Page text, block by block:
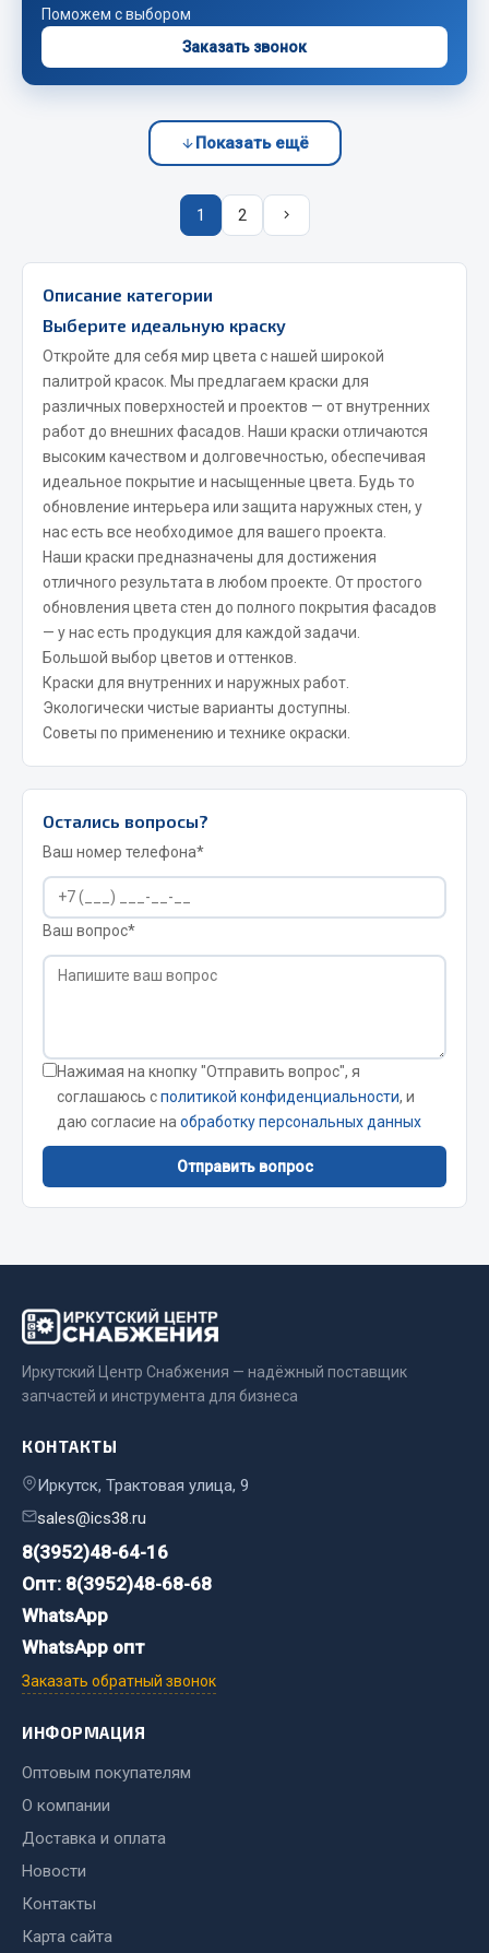
Сцепление
Колеса и шины
Система охлаждения
Подвеска
Кабина
Оперение кабины
Показать ещё
Весь раздел
Запчасти FAW
Подвеска
Двигатель
Система охлаждения
Сцепление
Ось передняя
Электрооборудование
Показать ещё
Весь раздел
Фильтры
Vic
Автоторг
Дифа
Фильтры DONALDSON
Всё для сварки
Газосварка
Сварочное оборудование
Сварочные материалы
CUMMINS HAFFEN
Весь раздел
Стяжки, тросы, канаты
Поможем с выбором
Заказать звонок
Показать ещё
1 2
Описание категории
Выберите идеальную краску
Откройте для себя мир цвета с нашей широкой
палитрой красок. Мы предлагаем краски для
различных поверхностей и проектов — от внутренних
работ до внешних фасадов. Наши краски отличаются
высоким качеством и долговечностью, обеспечивая
идеальное покрытие и насыщенные цвета. Будь то
обновление интерьера или защита наружных стен, у
нас есть все необходимое для вашего проекта.
Наши краски предназначены для достижения
отличного результата в любом проекте. От простого
обновления цвета стен до полного покрытия фасадов
— у нас есть продукция для каждой задачи.
Большой выбор цветов и оттенков.
Краски для внутренних и наружных работ.
Экологически чистые варианты доступны.
Советы по применению и технике окраски.
Остались вопросы?
Ваш номер телефона*
Ваш вопрос*
Нажимая на кнопку "Отправить вопрос", я
соглашаюсь сполитикой конфиденциальности, и
даю согласие на обработку персональных данных
Отправить вопрос
Иркутский Центр Снабжения — надёжный поставщик
запчастей и инструмента для бизнеса
КОНТАКТЫ
Иркутск, Трактовая улица, 9
sales@ics38.ru
8(3952)48-64-16
Опт: 8(3952)48-68-68
WhatsApp
WhatsApp опт
Заказать обратный звонок
ИНФОРМАЦИЯ
Оптовым покупателям
О компании
Доставка и оплата
Новости
Контакты
Карта сайта